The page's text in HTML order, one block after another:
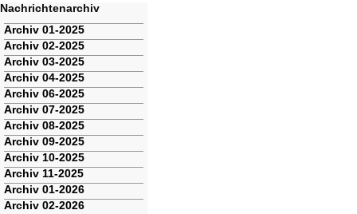
Nachrichtenarchiv
Navigation
überspringen
Archiv 01-2025
Archiv 02-2025
Archiv 03-2025
Archiv 04-2025
Archiv 06-2025
Archiv 07-2025
Archiv 08-2025
Archiv 09-2025
Archiv 10-2025
Archiv 11-2025
Archiv 01-2026
Archiv 02-2026